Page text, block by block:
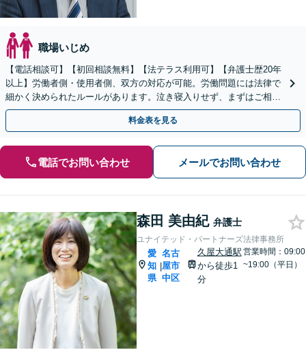
職場いじめ
【電話相談可】【初回相談無料】【法テラス利用可】【弁護士歴20年
以上】労働者側・使用者側、双方の対応が可能。労働問題には法律で
細かく決められたルールがあります。泣き寝入りせず、まずはご相談
を！【夜間・休日面談可】【完全個室】【刈谷駅3分】
料金表を見る
電話でお問い合わせ メールでお問い合わせ
森田 美由紀 弁護士
ユナイテッド・パートナーズ法律事務所
愛
知
県
|
名古
屋市
中区
久屋大通駅
から徒歩1
分
営業時間：09:00
~19:00（平日）